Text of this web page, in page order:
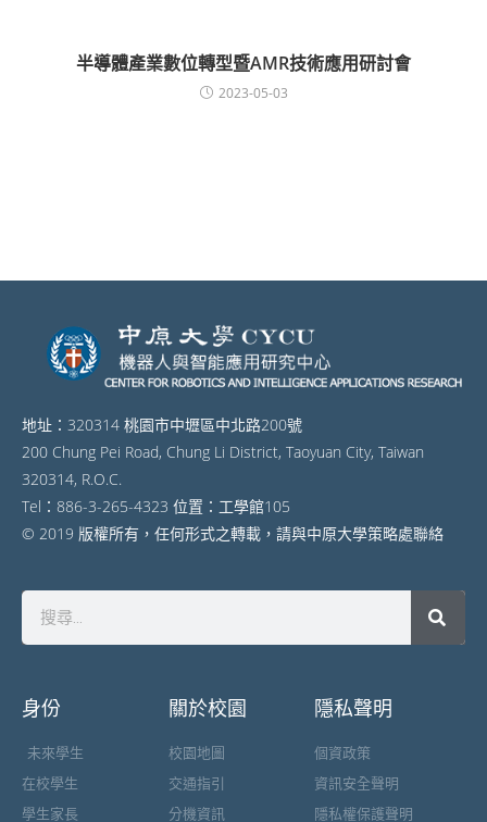
半導體產業數位轉型暨AMR技術應用研討會
2023-05-03
地址：320314 桃園市中壢區中北路200號
200 Chung Pei Road, Chung Li District, Taoyuan City, Taiwan
320314, R.O.C.
Tel：886-3-265-4323 位置：工學館105
© 2019 版權所有，任何形式之轉載，請與中原大學策略處聯絡
身份
未來學生
在校學生
學生家長
關於校園
校園地圖
交通指引
分機資訊
隱私聲明
個資政策
資訊安全聲明
隱私權保護聲明